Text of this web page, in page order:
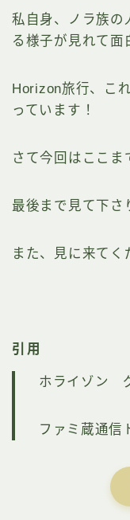
私自身、ノラ族の
る様子が見れて面
Horizon旅行、こ
っています！
さて今回はここま
最後まで見て下さ
また、見に来て
引用
ホライゾン
ファミ蔵通信